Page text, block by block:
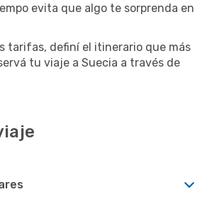
evita que algo te sorprenda en
tarifas, definí el itinerario que más
tu viaje a Suecia a través de